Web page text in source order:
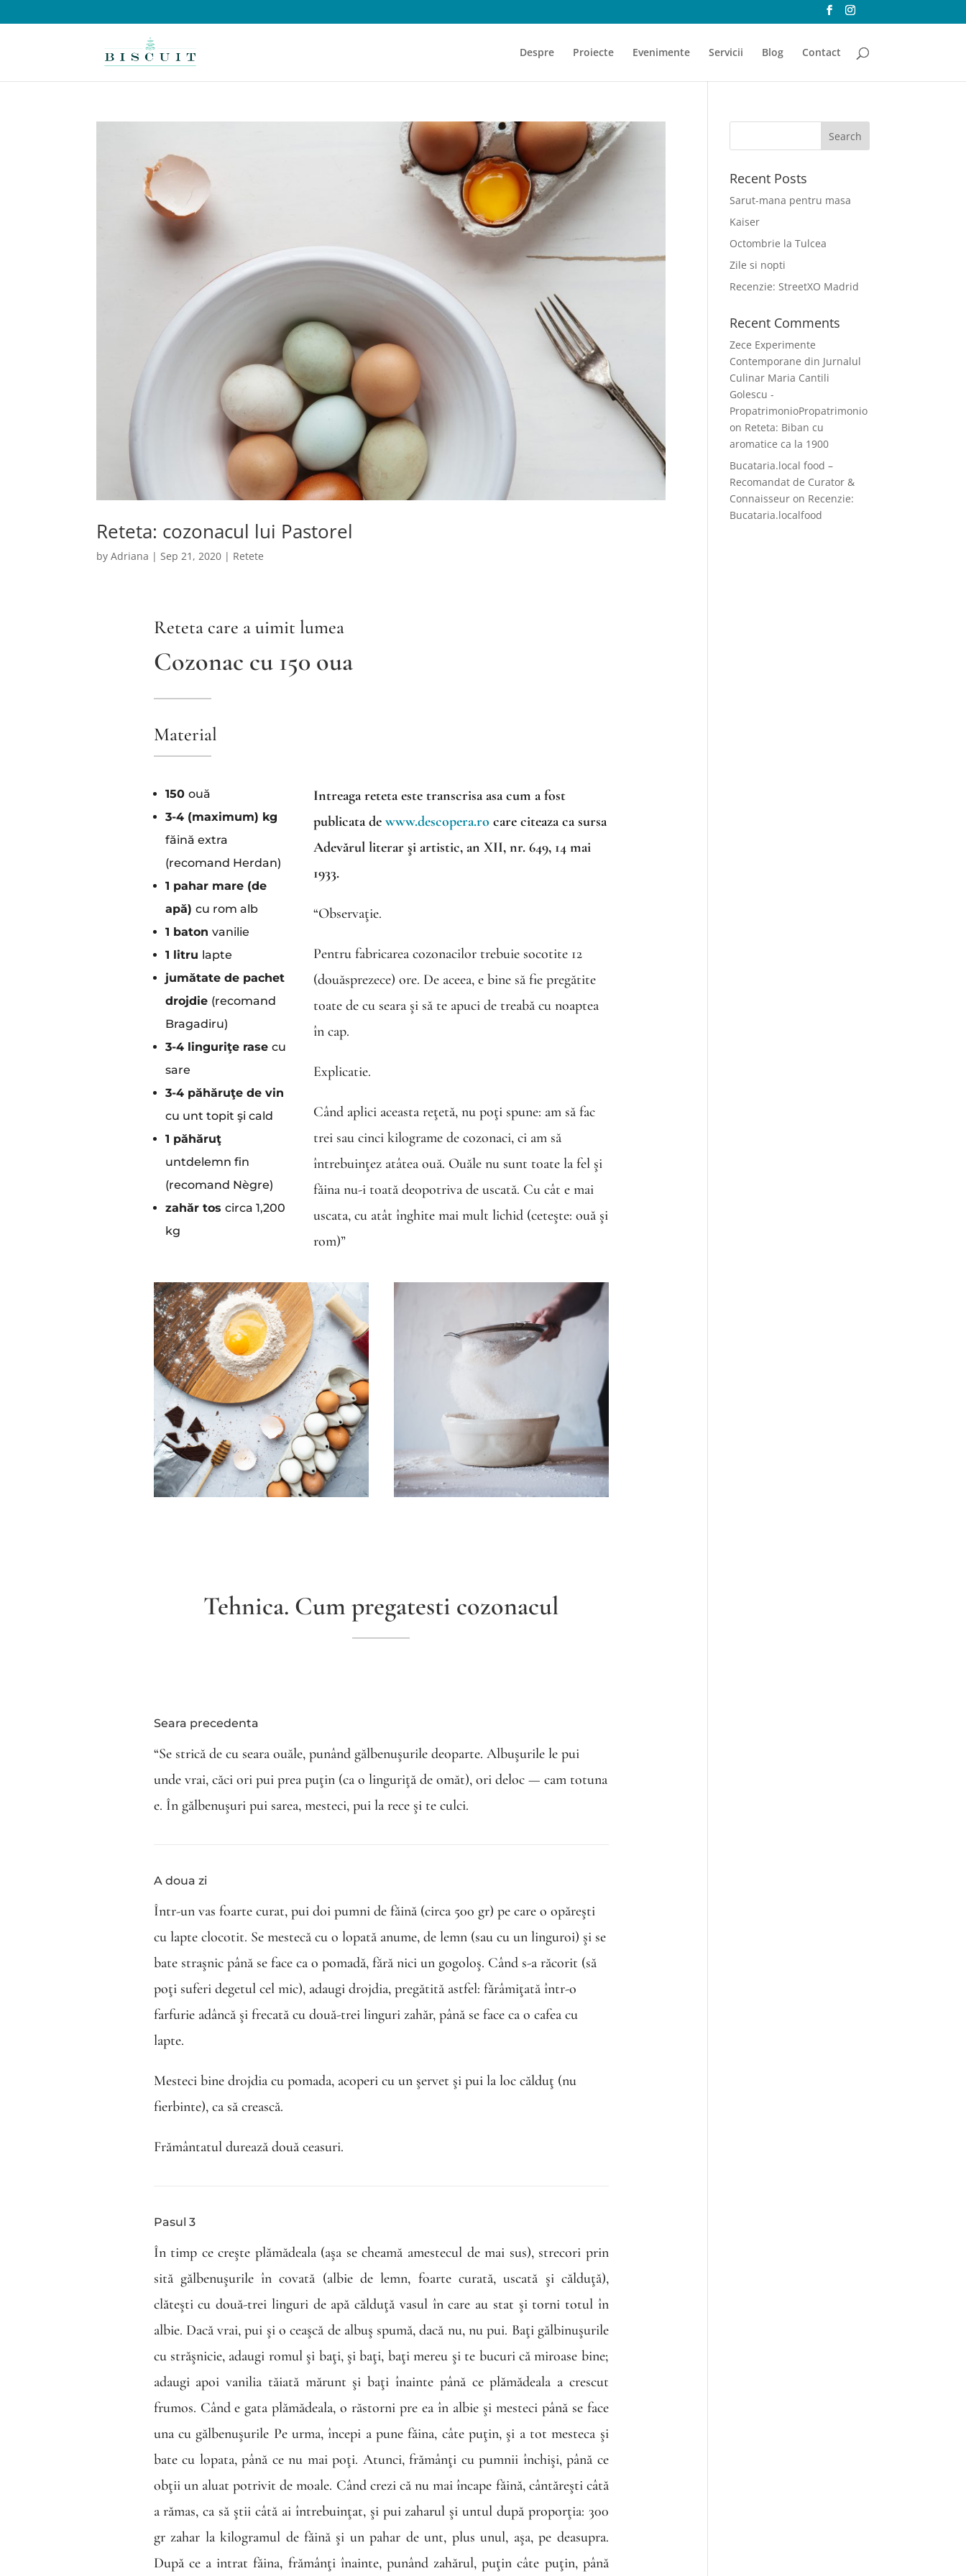
Despre Proiecte Evenimente Servicii Blog Contact
Reteta: cozonacul lui Pastorel
byAdriana |Sep 21, 2020 | Retete
Reteta care a uimit lumea
Cozonac cu 150 oua
Material
150 ouă
3-4 (maximum) kg
făină extra
(recomand Herdan)
1 pahar mare (de
apă) cu rom alb
1 baton vanilie
1 litru lapte
jumătate de pachet
drojdie (recomand
Bragadiru)
3-4 linguriţe rase cu
sare
3-4 păhăruţe de vin
cu unt topit şi cald
1 păhăruţ
untdelemn fin
(recomand Nègre)
zahăr tos circa 1,200
kg
Intreaga reteta este transcrisa asa cum a fost
publicata dewww.descopera.ro care citeaza ca sursa
Adevărul literar şi artistic, an XII, nr. 649, 14 mai
1933.
“Observaţie.
Pentru fabricarea cozonacilor trebuie socotite 12
(douăsprezece) ore. De aceea, e bine să fie pregătite
toate de cu seara şi să te apuci de treabă cu noaptea
în cap.
Explicatie.
Când aplici aceasta reţetă, nu poţi spune: am să fac
trei sau cinci kilograme de cozonaci, ci am să
întrebuinţez atâtea ouă. Ouăle nu sunt toate la fel şi
făina nu-i toată deopotriva de uscată. Cu cât e mai
uscata, cu atât înghite mai mult lichid (ceteşte: ouă şi
rom)”
Tehnica. Cum pregatesti cozonacul
Seara precedenta
“Se strică de cu seara ouăle, punând gălbenuşurile deoparte. Albuşurile le pui
unde vrai, căci ori pui prea puţin (ca o linguriţă de omăt), ori deloc — cam totuna
e. În gălbenuşuri pui sarea, mesteci, pui la rece şi te culci.
A doua zi
Într-un vas foarte curat, pui doi pumni de făină (circa 500 gr) pe care o opăreşti
cu lapte clocotit. Se mestecă cu o lopată anume, de lemn (sau cu un linguroi) şi se
bate straşnic până se face ca o pomadă, fără nici un gogoloş. Când s-a răcorit (să
poţi suferi degetul cel mic), adaugi drojdia, pregătită astfel: fărâmiţată într-o
farfurie adâncă şi frecată cu două-trei linguri zahăr, până se face ca o cafea cu
lapte.
Mesteci bine drojdia cu pomada, acoperi cu un şervet şi pui la loc călduţ (nu
fierbinte), ca să crească.
Frământatul durează două ceasuri.
Pasul 3
În timp ce creşte plămădeala (aşa se cheamă amestecul de mai sus), strecori prin
sită gălbenuşurile în covată (albie de lemn, foarte curată, uscată şi călduţă),
clăteşti cu două-trei linguri de apă călduţă vasul în care au stat şi torni totul în
albie. Dacă vrai, pui şi o ceaşcă de albuş spumă, dacă nu, nu pui. Baţi gălbinuşurile
cu străşnicie, adaugi romul şi baţi, şi baţi, baţi mereu şi te bucuri că miroase bine;
adaugi apoi vanilia tăiată mărunt şi baţi înainte până ce plămădeala a crescut
frumos. Când e gata plămădeala, o răstorni pre ea în albie şi mesteci până se face
una cu gălbenuşurile Pe urma, începi a pune făina, câte puţin, şi a tot mesteca şi
bate cu lopata, până ce nu mai poţi. Atunci, frămânţi cu pumnii închişi, până ce
obţii un aluat potrivit de moale. Când crezi că nu mai încape făină, cântăreşti câtă
a rămas, ca să ştii câtă ai întrebuinţat, şi pui zaharul şi untul după proporţia: 300
gr zahar la kilogramul de făină şi un pahar de unt, plus unul, aşa, pe deasupra.
După ce a intrat făina, frămânţi înainte, punând zahărul, puţin câte puţin, până
Recent Posts
Sarut-mana pentru masa
Kaiser
Octombrie la Tulcea
Zile si nopti
Recenzie: StreetXO Madrid
Recent Comments
Zece Experimente
Contemporane din Jurnalul
Culinar Maria Cantili
Golescu -
PropatrimonioPropatrimonio
on Reteta: Biban cu
aromatice ca la 1900
Bucataria.local food –
Recomandat de Curator &
Connaisseur on Recenzie:
Bucataria.localfood